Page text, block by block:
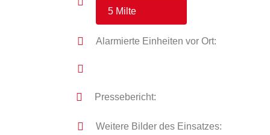
5 Milte
Alarmierte Einheiten vor Ort:
Pressebericht:
Weitere Bilder des Einsatzes: